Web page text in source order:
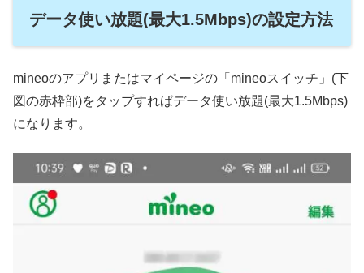
データ使い放題(最大1.5Mbps)の設定方法
mineoのアプリまたはマイページの「mineoスイッチ」(下
図の赤枠部)をタップすればデータ使い放題(最大1.5Mbps)
になります。